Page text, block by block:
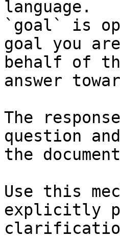
language.
`goal` is
goal you
behalf of
answer
The
question
the
Use this
explicitly